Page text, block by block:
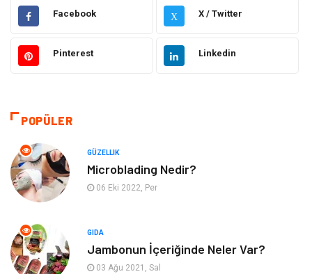
Dekorasyon Elektronik
Güzellik Makine
Sağlıklı Yaşam
Yeme İçme
Organizasyon
Moda
Emlak Spor
Facebook X X / Twitter
Pinterest Linkedin
POPÜLER
GÜZELLIK
Microblading Nedir?
06 Eki 2022, Per
GIDA
Jambonun İçeriğinde Neler Var?
03 Ağu 2021, Sal